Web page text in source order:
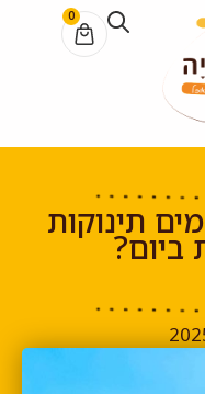
0
תינוקות
ביום?